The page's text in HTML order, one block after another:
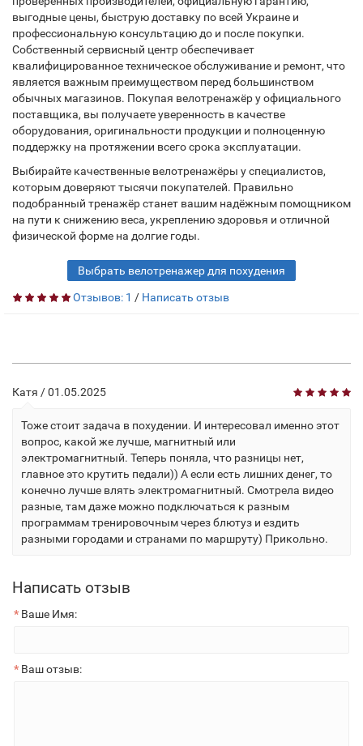
выгодные цены, быструю доставку по всей Украине и
профессиональную консультацию до и после покупки.
Собственный сервисный центр обеспечивает
квалифицированное техническое обслуживание и ремонт, что
является важным преимуществом перед большинством
обычных магазинов. Покупая велотренажёр у официального
поставщика, вы получаете уверенность в качестве
оборудования, оригинальности продукции и полноценную
поддержку на протяжении всего срока эксплуатации.
Выбирайте качественные велотренажёры у специалистов,
которым доверяют тысячи покупателей. Правильно
подобранный тренажёр станет вашим надёжным помощником
на пути к снижению веса, укреплению здоровья и отличной
физической форме на долгие годы.
Выбрать велотренажер для похудения
Отзывов: 1 / Написать отзыв
Катя / 01.05.2025
Тоже стоит задача в похудении. И интересовал именно этот
вопрос, какой же лучше, магнитный или
электромагнитный. Теперь поняла, что разницы нет,
главное это крутить педали)) А если есть лишних денег, то
конечно лучше влять электромагнитный. Смотрела видео
разные, там даже можно подключаться к разным
программам тренировочным через блютуз и ездить
разными городами и странами по маршруту) Прикольно.
Написать отзыв
Ваше Имя:
Ваш отзыв: